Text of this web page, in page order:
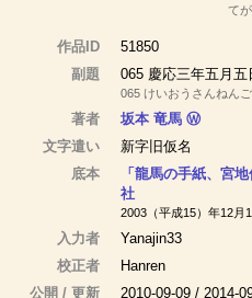
て
作品ID
51850
副題
065 慶応三年五月
065 けいおうさんねん
著者 坂本 竜馬 Ⓦ
文字遣い
新字旧仮名
底本
「龍馬の手紙、宮
社
2003（平成15）年12月
入力者
Yanajin33
校正者
Hanren
公開 / 更新
2010-09-09 / 2014-